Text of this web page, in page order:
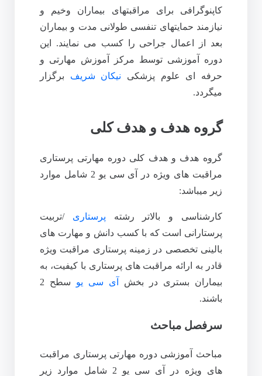
کاپنوگرافی برای مراقبتهای بیماران وخیم و
نیازمند حمایتهای تنفسی طولانی مدت و بیماران
بعد از اعمال جراحی را کسب می نمایند. این
دوره آموزشی توسط مرکز آموزش مهارتی و
حرفه ای علوم پزشکی نیکان شریف برگزار
میگردد.
گروه هدف و هدف کلی
گروه هدف و هدف کلی دوره مهارتی پرستاری
مراقبت های ویژه در آی سی یو 2 شامل موارد
زیر میباشد:
کارشناسی و بالاتر رشته پرستاری /تربیت
پرستارانی است که با کسب دانش و مهارت های
بالینی تخصصی در زمینه پرستاری مراقبت ویژه
قادر به ارائه مراقبت های پرستاری با کیفیت، به
بیماران بستری در بخش آی سی یو
سطح 2
باشند.
سرفصل مباحث
مباحث آموزشی دوره مهارتی پرستاری مراقبت
های ویژه در آی سی یو 2 شامل موارد زیر